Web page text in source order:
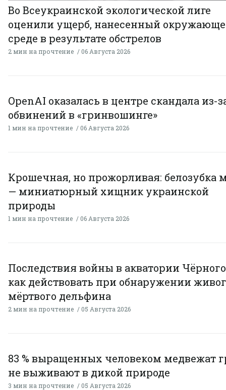
Во Всеукраинской экологической лиге
оценили ущерб, нанесенный
среде в результате обстрелов
2 мин на прочтение 06 Августа 2026
OpenAI оказалась в центре скандала из-
обвинений в «гринвошинге»
1 мин на прочтение 06 Августа 2026
Крошечная, но прожорливая: белозубка
— миниатюрный хищник украинской
природы
1 мин на прочтение 06 Августа 2026
Последствия войны в акватории
как действовать при обнаружении
мёртвого дельфина
2 мин на прочтение 05 Августа 2026
83 % выращенных человеком медвежат
не выживают в дикой природе
3 мин на прочтение 05 Августа 2026